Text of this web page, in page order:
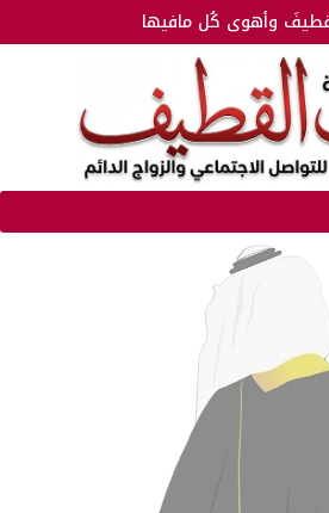
وأهوى كُل مافيها